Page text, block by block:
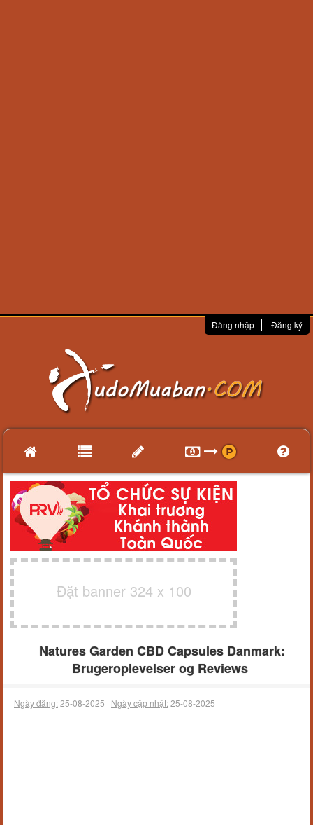
Đăng nhập Đăng ký
Đặt banner 324 x 100
Natures Garden CBD Capsules Danmark:
Brugeroplevelser og Reviews
Ngày đăng:25-08-2025 | Ngày cập nhật:25-08-2025